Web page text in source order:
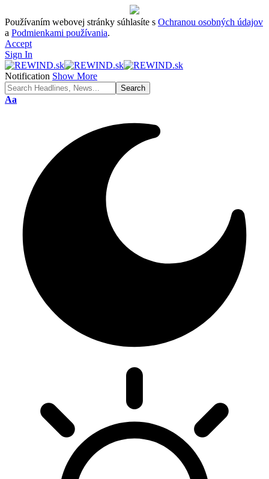
Používaním webovej stránky súhlasíte s Ochranou osobných údajov
a Podmienkami používania.
Accept
Sign In
Notification Show More
Font
Aa